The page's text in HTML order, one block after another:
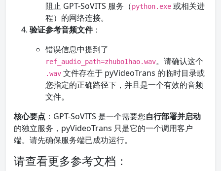
阻止 GPT-SoVITS 服务（python.exe 或相关进
程）的网络连接。
验证参考音频文件：
错误信息中提到了
ref_audio_path=zhubo1hao.wav。请确认这个
.wav 文件存在于 pyVideoTrans 的临时目录或
您指定的正确路径下，并且是一个有效的音频
文件。
核心要点 ：GPT-SoVITS 是一个需要您自行部署并启动
的独立服务，pyVideoTrans 只是它的一个调用客户
端。请先确保服务端已成功运行。
请查看更多参考文档：